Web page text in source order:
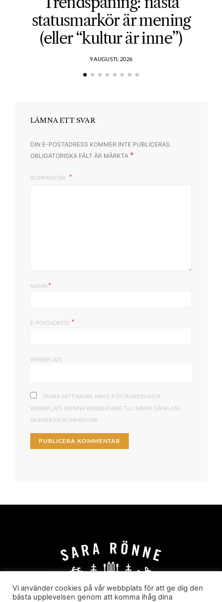
statusmarkör är mening
(eller “kultur är inne”)
9 AUGUSTI, 2026
LÄMNA ETT SVAR
DIN E-POSTADRESS KOMMER INTE PUBLICERAS.
OBLIGATORISKA FÄLT ÄR MÄRKTA *
KOMMENTAR
NAMN *
E-POSTADRESS *
WEBBPLATS
SPARA MITT NAMN, MIN E-POSTADRESS OCH
WEBBPLATS I DENNA WEBBLÄSARE TILL NÄSTA GÅNG JAG
SKRIVER EN KOMMENTAR.
Vi använder cookies på vår webbplats för att ge dig den
bästa upplevelsen genom att komma ihåg dina